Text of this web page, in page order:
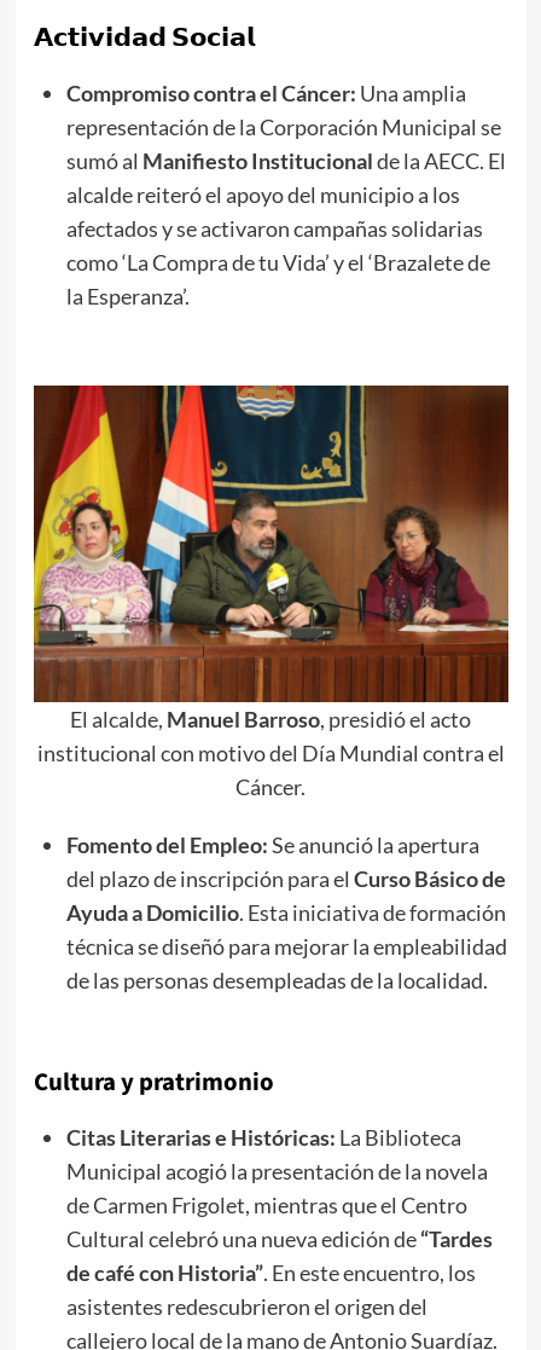
𝗔𝗰𝘁𝗶𝘃𝗶𝗱𝗮𝗱 𝗦𝗼𝗰𝗶𝗮𝗹
Compromiso contra el Cáncer: Una amplia
representación de la Corporación Municipal se
sumó al Manifiesto Institucionalde la AECC. El
alcalde reiteró el apoyo del municipio a los
afectados y se activaron campañas solidarias
como ‘La Compra de tu Vida’ y el ‘Brazalete de
la Esperanza’.
El alcalde, Manuel Barroso, presidió el acto
institucional con motivo del Día Mundial contra el
Cáncer.
Fomento del Empleo:Se anunció la apertura
del plazo de inscripción para el Curso Básico de
Ayuda a Domicilio. Esta iniciativa de formación
técnica se diseñó para mejorar la empleabilidad
de las personas desempleadas de la localidad.
Cultura y pratrimonio
Citas Literarias e Históricas: La Biblioteca
Municipal acogió la presentación de la novela
de Carmen Frigolet, mientras que el Centro
Cultural celebró una nueva edición de“Tardes
de café con Historia”. En este encuentro, los
asistentes redescubrieron el origen del
callejero local de la mano de Antonio Suardíaz.